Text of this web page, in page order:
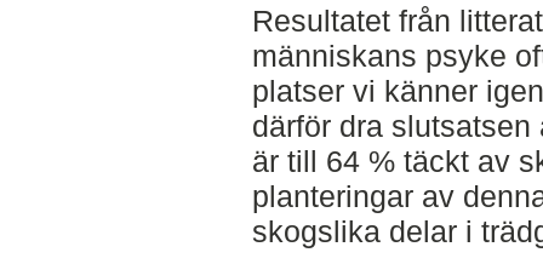
Resultatet från
människans psyke
platser vi känner
därför dra
är till 64 % täckt av
planteringar av
skogslika delar i